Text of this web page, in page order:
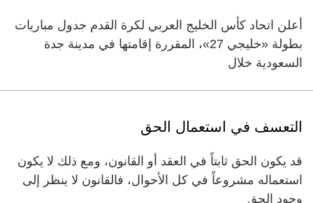
أعلن اتحاد كأس الخليج العربي لكرة القدم جدول مباريات
بطولة «خليجي 27»، المقررة إقامتها في مدينة جدة
السعودية خلال
التعسف في استعمال الحق
قد يكون الحق ثابتاً في العقد أو القانون، ومع ذلك لا يكون
استعماله مشروعاً في كل الأحوال، فالقانون لا ينظر إلى
وجود الحق